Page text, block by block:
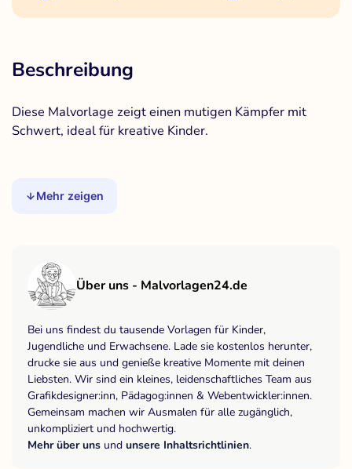
Beschreibung
Diese Malvorlage zeigt einen mutigen Kämpfer mit
Schwert, ideal für kreative Kinder.
Mehr zeigen
Über uns - Malvorlagen24.de
Bei uns findest du tausende Vorlagen für Kinder,
Jugendliche und Erwachsene. Lade sie kostenlos herunter,
drucke sie aus und genieße kreative Momente mit deinen
Liebsten. Wir sind ein kleines, leidenschaftliches Team aus
Grafikdesigner:inn, Pädagog:innen & Webentwickler:innen.
Gemeinsam machen wir Ausmalen für alle zugänglich,
unkompliziert und hochwertig.
Mehr über uns und unsere Inhaltsrichtlinien.